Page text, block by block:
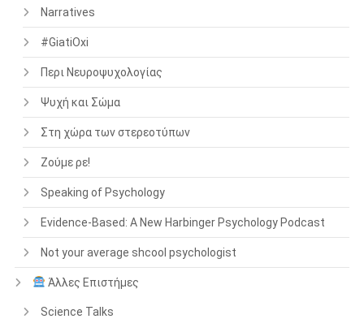
Narratives
#GiatiOxi
Περι Νευροψυχολογίας
Ψυχή και Σώμα
Στη χώρα των στερεοτύπων
Ζούμε ρε!
Speaking of Psychology
Evidence-Based: A New Harbinger Psychology Podcast
Not your average shcool psychologist
Άλλες Επιστήμες
Science Talks